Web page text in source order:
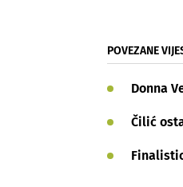
POVEZANE
Donna
Čilić